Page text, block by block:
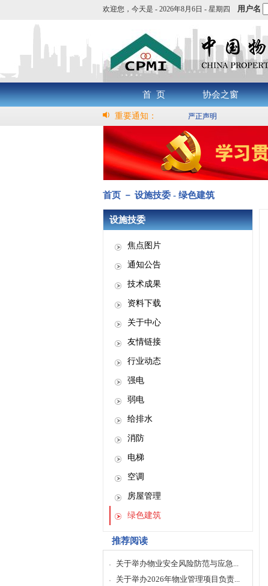
欢迎您， 今天是 - 2026年8月6日 - 星期四 用户名
首 页 协会之窗
重要通知： 严正声明
首页 － 设施技委 - 绿色建筑
设施技委
焦点图片
通知公告
技术成果
资料下载
关于中心
友情链接
行业动态
强电
弱电
给排水
消防
电梯
空调
房屋管理
绿色建筑
推荐阅读
关于举办物业安全风险防范与应急...
关于举办2026年物业管理项目负责...